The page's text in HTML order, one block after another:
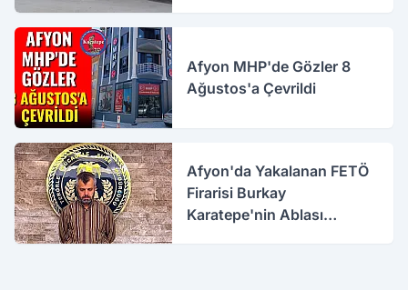
Afyon MHP'de Gözler 8
Ağustos'a Çevrildi
Afyon'da Yakalanan FETÖ
Firarisi Burkay
Karatepe'nin Ablası